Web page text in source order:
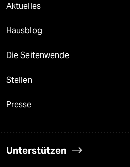
Aktuelles
Hausblog
Die Seitenwende
Stellen
Presse
Unterstützen